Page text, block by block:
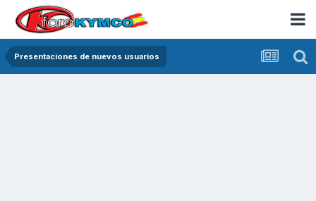
Presentaciones de nuevos usuarios